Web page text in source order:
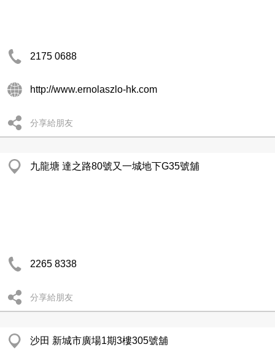
2175 0688
http://www.ernolaszlo-hk.com
分享給朋友
九龍塘 達之路80號又一城地下G35號舖
2265 8338
分享給朋友
沙田 新城市廣場1期3樓305號舖